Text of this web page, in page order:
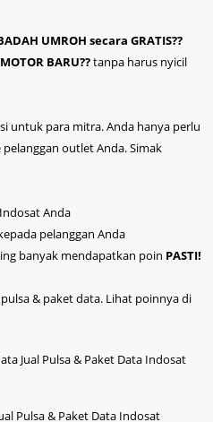
UMROH secara GRATIS??
BARU??tanpa harus nyicil
untuk para mitra.Anda hanya perlu
outlet Anda. Simak
Anda
pelanggan Anda
banyak mendapatkan poin PASTI!
& paket data. Lihat poinnya di